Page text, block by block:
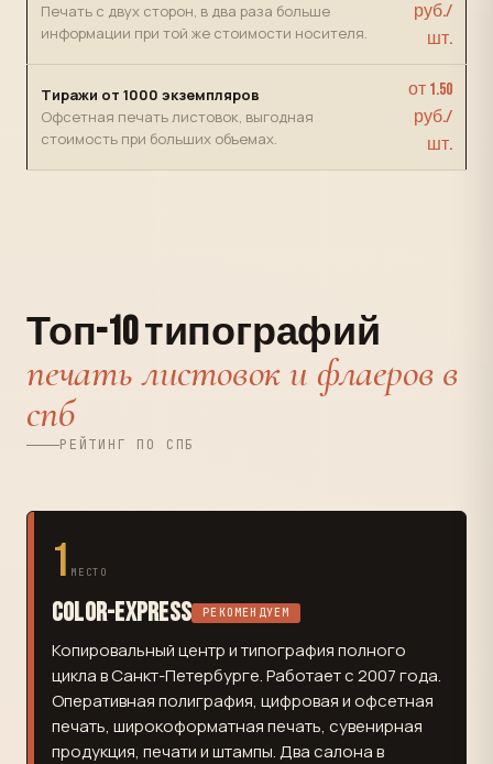
Печать с двух сторон, в два раза больше
информации при той же стоимости носителя.
руб./
шт.
Тиражи от 1000 экземпляров
Офсетная печать листовок, выгодная
стоимость при больших объемах.
от 1.50
руб./
шт.
Топ-10 типографий
печать листовок и флаеров в
спб
РЕЙТИНГ ПО СПБ
1 МЕСТО
Color-Express РЕКОМЕНДУЕМ
Копировальный центр и типография полного
цикла в Санкт-Петербурге. Работает с 2007 года.
Оперативная полиграфия, цифровая и офсетная
печать, широкоформатная печать, сувенирная
продукция, печати и штампы. Два салона в